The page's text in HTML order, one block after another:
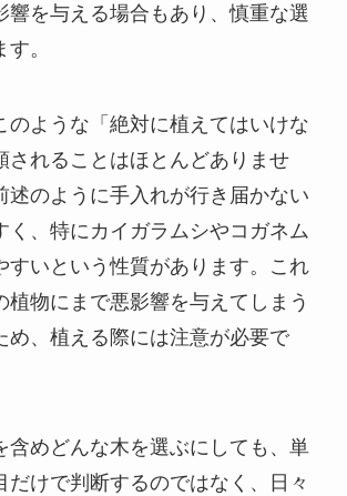
響を与える場合もあり、慎重な選
。
のような「絶対に植えてはいけな
されることはほとんどありませ
述のように手入れが行き届かない
く、特にカイガラムシやコガネム
すいという性質があります。これ
植物にまで悪影響を与えてしまう
め、植える際には注意が必要で
含めどんな木を選ぶにしても、単
だけで判断するのではなく、日々